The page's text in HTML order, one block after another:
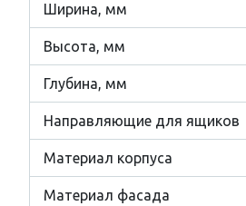
Ширина, мм
Высота, мм
Глубина, мм
Направляющие для ящиков
Материал корпуса
Материал фасада